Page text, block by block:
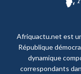
Afriquactu.net est
République
dynamique
correspondants